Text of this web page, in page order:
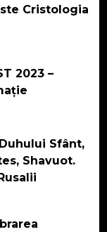
Cristologia
2023 –
Sfânt,
Shavuot.